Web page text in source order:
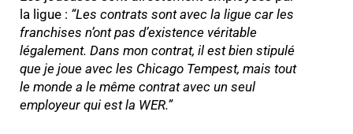
la ligue : “Les contrats sont avec la ligue car les
franchises n’ont pas d’existence véritable
légalement. Dans mon contrat, il est bien stipulé
que je joue avec les Chicago Tempest, mais tout
le monde a le même contrat avec un seul
employeur qui est la WER.”